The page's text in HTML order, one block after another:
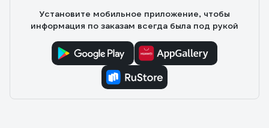
Установите мобильное приложение, чтобы
информация по заказам всегда была под рукой